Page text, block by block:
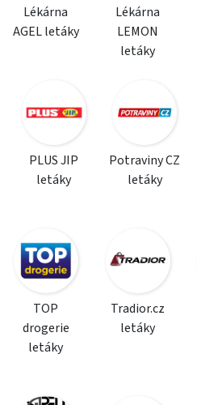
Lékárna
AGEL letáky
Lékárna
LEMON
letáky
PLUS JIP
letáky
Potraviny CZ
letáky
TOP
drogerie
letáky
Tradior.cz
letáky